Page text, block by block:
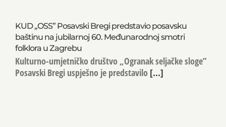
KUD „OSS” Posavski Bregi predstavio posavsku
baštinu na jubilarnoj 60. Međunarodnoj smotri
folklora u Zagrebu
Kulturno-umjetničko društvo „Ogranak seljačke sloge”
Posavski Bregi uspješno je predstavilo [...]